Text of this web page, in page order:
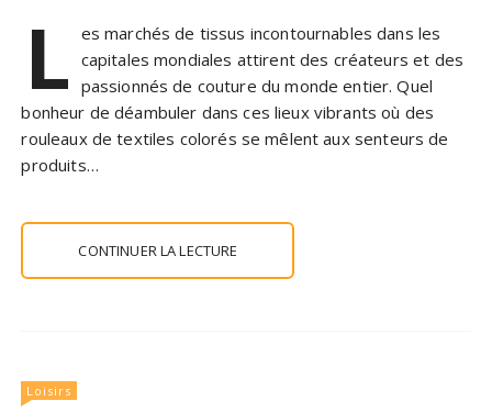
L es marchés de tissus incontournables dans les
capitales mondiales attirent des créateurs et des
passionnés de couture du monde entier. Quel
bonheur de déambuler dans ces lieux vibrants où des
rouleaux de textiles colorés se mêlent aux senteurs de
produits…
CONTINUER LA LECTURE
Loisirs